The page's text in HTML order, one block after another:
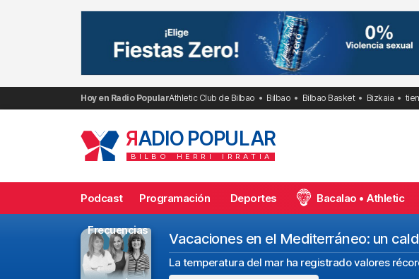
Hoy en Radio PopularAthletic Club de Bilbao Bilbao Bilbao Basket Bizkaia
RADIO POPULAR
BILBO HERRI IRRATIA
Podcast Programación Deportes Bacalao • Athletic
Frecuencias
Vacaciones en el Mediterráneo: un
La temperatura del mar ha registrado valores